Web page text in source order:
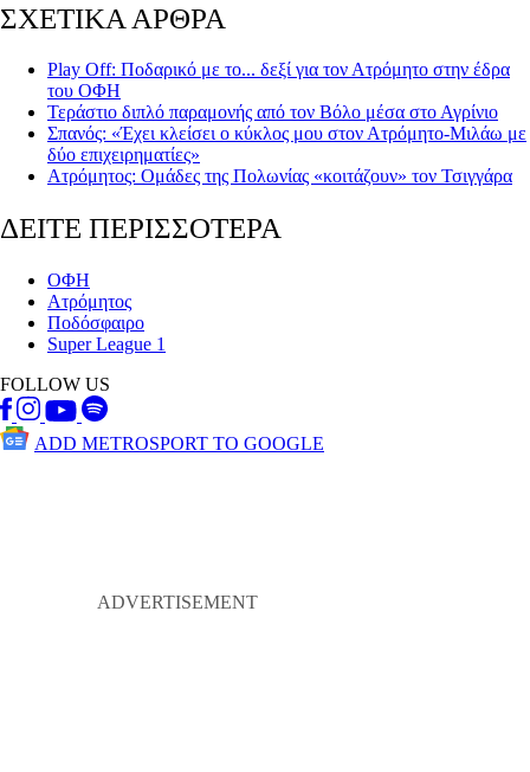
ΣΧΕΤΙΚΑ ΑΡΘΡΑ
Play Off: Ποδαρικό με το... δεξί για τον Ατρόμητο στην έδρα
του ΟΦΗ
Τεράστιο διπλό παραμονής από τον Βόλο μέσα στο Αγρίνιο
Σπανός: «Έχει κλείσει ο κύκλος μου στον Ατρόμητο-Μιλάω με
δύο επιχειρηματίες»
Ατρόμητος: Ομάδες της Πολωνίας «κοιτάζουν» τον Τσιγγάρα
ΔΕΙΤΕ ΠΕΡΙΣΣΟΤΕΡΑ
ΟΦΗ
Ατρόμητος
Ποδόσφαιρο
Super League 1
FOLLOW US
ADD METROSPORT TO GOOGLE